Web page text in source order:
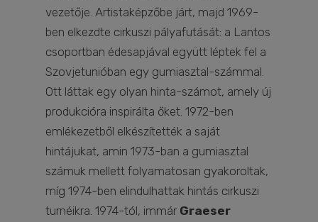
vezetője. Artistaképzőbe járt, majd 1969-
ben elkezdte cirkuszi pályafutását: a Lantos
csoportban édesapjával együtt léptek fel a
Szovjetunióban egy gumiasztal-számmal.
Ott láttak egy olyan hinta-számot, amely új
produkcióra inspirálta őket. 1972-ben
emlékezetből elkészítették a saját
hintájukat, amin 1973-ban a gumiasztal
számuk mellett folyamatosan gyakoroltak,
míg 1974-ben elindulhattak hintás cirkuszi
turnéikra. 1974-tól, immár Graeser